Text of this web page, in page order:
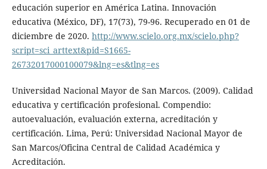
educación superior en América Latina. Innovación
educativa (México, DF), 17(73), 79-96. Recuperado en 01 de
diciembre de 2020. http://www.scielo.org.mx/scielo.php?
script=sci_arttext&pid=S1665-
26732017000100079&lng=es&tlng=es
Universidad Nacional Mayor de San Marcos. (2009). Calidad
educativa y certificación profesional. Compendio:
autoevaluación, evaluación externa, acreditación y
certificación. Lima, Perú: Universidad Nacional Mayor de
San Marcos/Oficina Central de Calidad Académica y
Acreditación.